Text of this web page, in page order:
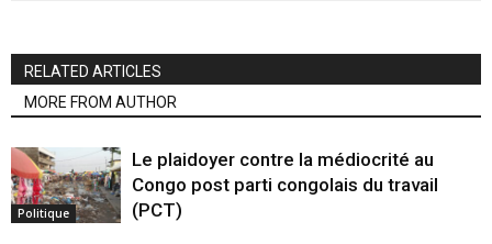
RELATED ARTICLES
MORE FROM AUTHOR
Politique
Le plaidoyer contre la médiocrité au
Congo post parti congolais du travail
(PCT)